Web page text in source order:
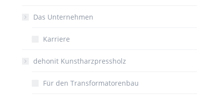
Das Unternehmen
Karriere
dehonit Kunstharzpressholz
Für den Transformatorenbau